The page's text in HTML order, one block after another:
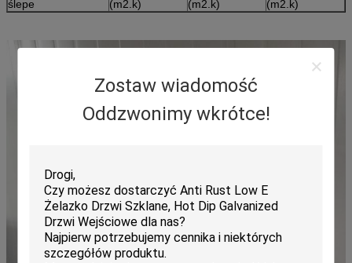
Zostaw wiadomość
Oddzwonimy wkrótce!
ślepe (m2.k) (m2.k) (m2.k)